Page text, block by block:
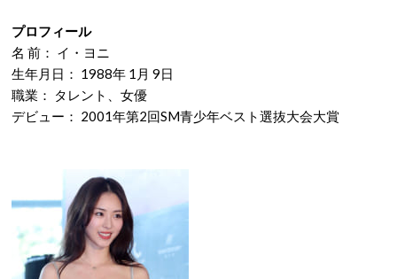
プロフィール
名 前： イ・ヨニ
生年月日： 1988年 1月 9日
職業： タレント、女優
デビュー： 2001年第2回SM青少年ベスト選抜大会大賞